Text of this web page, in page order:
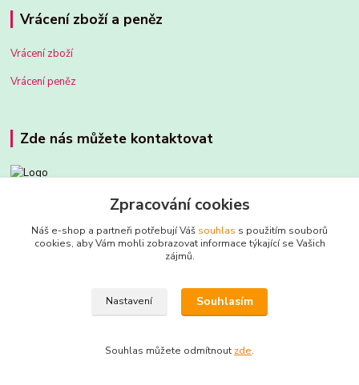
Vrácení zboží a peněz
Vrácení zboží
Vrácení peněz
Zde nás můžete kontaktovat
604299015
Zpracování cookies
Náš e-shop a partneři potřebují Váš souhlas s použitím souborů
cookies, aby Vám mohli zobrazovat informace týkající se Vašich
zájmů.
Nastavení Souhlasím
Souhlas můžete odmítnout zde.